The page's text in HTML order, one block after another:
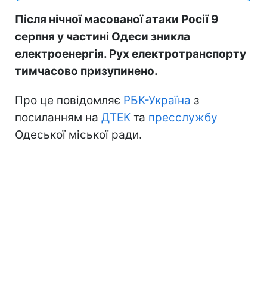
Після нічної масованої атаки Росії 9
серпня у частині Одеси зникла
електроенергія. Рух електротранспорту
тимчасово призупинено.
Про це повідомляє РБК-Україна з
посиланням на ДТЕК та пресслужбу
Одеської міської ради.